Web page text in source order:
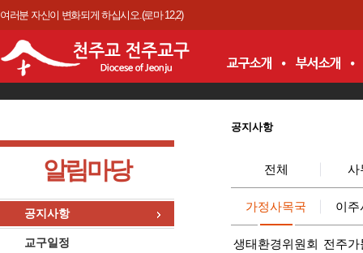
여러분 자신이 변화되게 하십시오.(로마 12,2)
알림마당
공지사항
교구일정
공지사항
전체 사
가정사목국 이주
생태환경위원회 전주